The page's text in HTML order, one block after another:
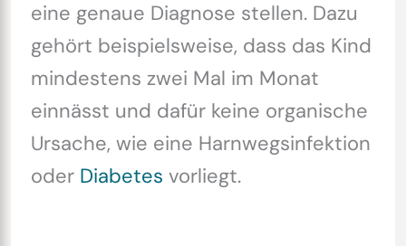
eine genaue Diagnose stellen. Dazu
gehört beispielsweise, dass das Kind
mindestens zwei Mal im Monat
einnässt und dafür keine organische
Ursache, wie eine Harnwegsinfektion
oder Diabetes vorliegt.